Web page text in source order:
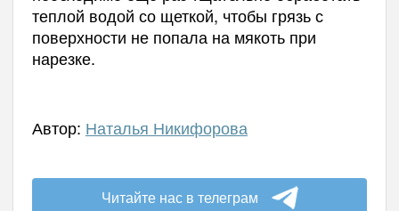
теплой водой со щеткой, чтобы грязь с
поверхности не попала на мякоть при
нарезке.
Автор: Наталья Никифорова
Читайте нас в телеграм